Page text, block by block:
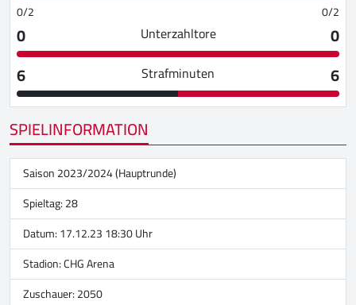
0/2 0/2
0 Unterzahltore
0
6
Strafminuten
6
SPIELINFORMATION
Saison 2023/2024 (Hauptrunde)
Spieltag: 28
Datum: 17.12.23 18:30 Uhr
Stadion:CHG Arena
Zuschauer: 2050